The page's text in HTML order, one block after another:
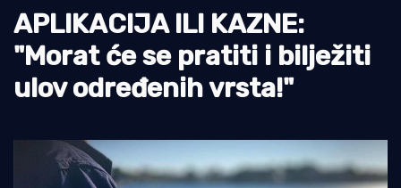
Pomorstvo
Ribolov
Ekologija
APLIKACIJA ILI KAZNE:
"Morat će se pratiti i bilježiti
ulov određenih vrsta!"